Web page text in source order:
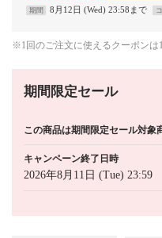
期間 8月12日 (Wed) 23:58まで
※1回のご注文に使えるクーポンは
期間限定セール
この商品は期間限定セール対象
キャンペーン終了日時
2026年8月11日 (Tue) 23:59